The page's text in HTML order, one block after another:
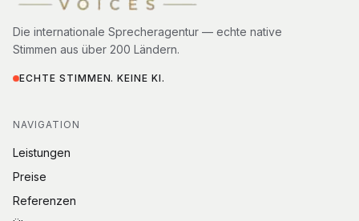
Die internationale Sprecheragentur — echte native
Stimmen aus über 200 Ländern.
ECHTE STIMMEN. KEINE KI.
NAVIGATION
Leistungen
Preise
Referenzen